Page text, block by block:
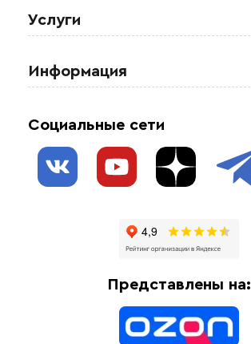
Регулирующая аппаратура
Взрывозащищенное оборудование
Системы защиты от протечки
Отопительное оборудование
Услуги
Обогрев резервуаров
Обогрев трубопроводов
Информация
Блог
Социальные сети
Представлены на: